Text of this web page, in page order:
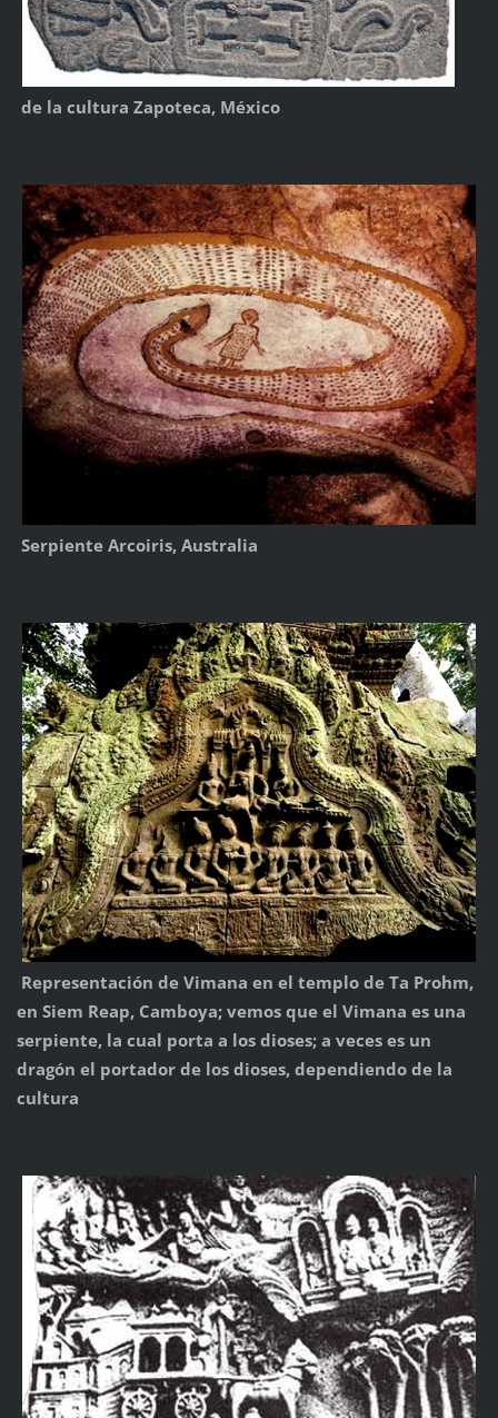
de la cultura Zapoteca, México
Serpiente Arcoiris, Australia
Representación de Vimana en el templo de Ta Prohm,
en Siem Reap, Camboya; vemos que el Vimana es una
serpiente, la cual porta a los dioses; a veces es un
dragón el portador de los dioses, dependiendo de la
cultura